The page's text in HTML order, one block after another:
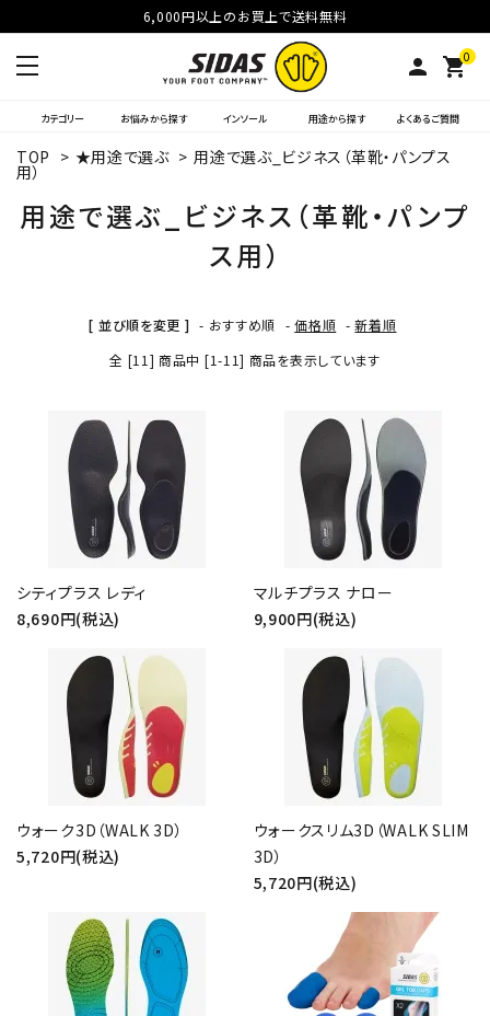
6,000円以上のお買上で送料無料
person 0
shopping_cart
カテゴリー お悩みから探す インソール 用途から探す よくあるご質問
TOP > ★用途で選ぶ > 用途で選ぶ_ビジネス（革靴・パンプス
用）
用途で選ぶ_ビジネス（革靴・パンプ
ス用）
[ 並び順を変更 ] - おすすめ順 -価格順 -新着順
全 [11] 商品中 [1-11] 商品を表示しています
シティプラス レディ
8,690円(税込)
マルチプラス ナロー
9,900円(税込)
ウォーク3D（WALK 3D）
5,720円(税込)
ウォークスリム3D（WALK SLIM
3D）
5,720円(税込)